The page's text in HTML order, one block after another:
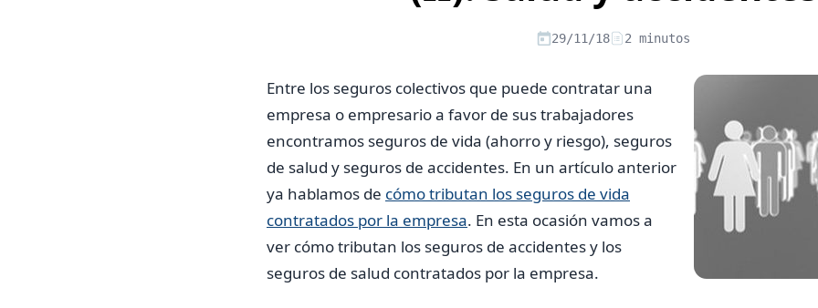
29/11/18 2 minutos
Entre los seguros colectivos que puede contratar una
empresa o empresario a favor de sus trabajadores
encontramos seguros de vida (ahorro y riesgo), seguros
de salud y seguros de accidentes. En un artículo anterior
ya hablamos de cómo tributan los seguros de vida
contratados por la empresa. En esta ocasión vamos a
ver cómo tributan los seguros de accidentes y los
seguros de salud contratados por la empresa.